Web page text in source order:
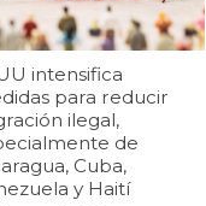
intensifica
para reducir
ilegal,
de
Cuba,
y Haití